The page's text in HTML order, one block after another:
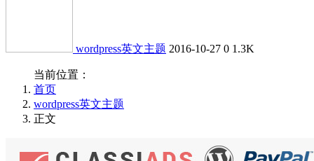
wordpress英文主题 2016-10-27 0 1.3K
当前位置：
首页
wordpress英文主题
正文